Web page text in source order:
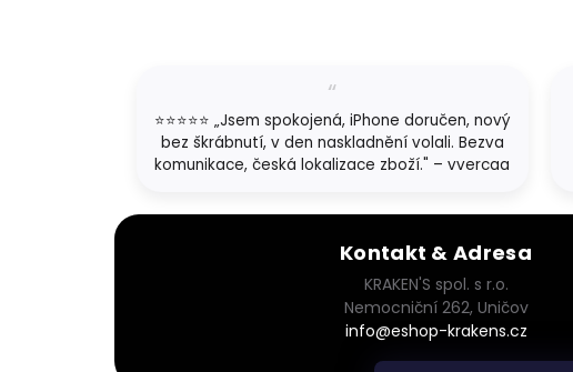
⭐⭐⭐⭐⭐ „Jsem spokojená, iPhone doručen, nový
bez škrábnutí, v den naskladnění volali. Bezva
komunikace, česká lokalizace zboží." – vvercaa
Kontakt & Adresa
KRAKEN'S spol. s r.o.
Nemocniční 262, Uničov
info@eshop-krakens.cz